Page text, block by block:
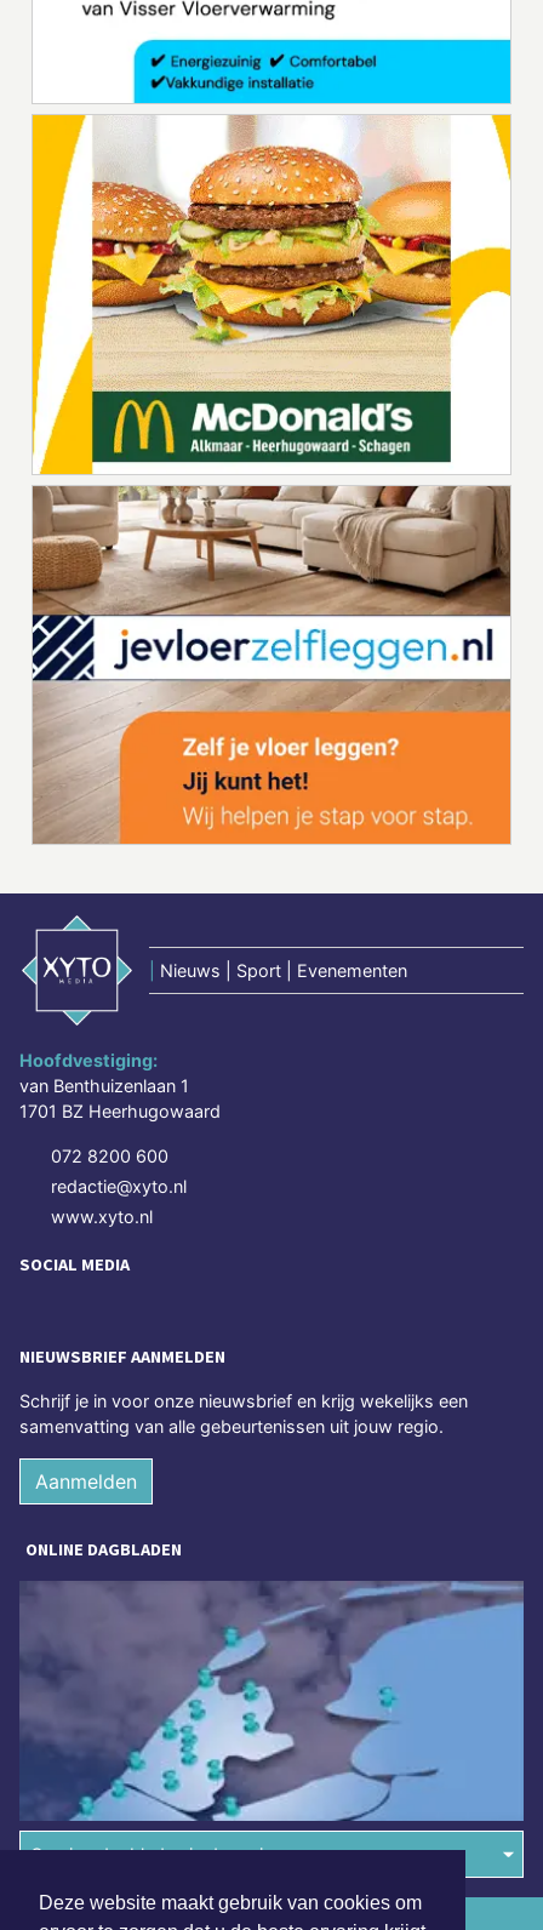
Deze website maakt gebruik van cookies om
Nieuws | Sport | Evenementen
Hoofdvestiging:
van Benthuizenlaan 1
1701 BZ Heerhugowaard
072 8200 600
redactie@xyto.nl
www.xyto.nl
SOCIAL MEDIA
NIEUWSBRIEF AANMELDEN
Schrijf je in voor onze nieuwsbrief en krijg wekelijks een
samenvatting van alle gebeurtenissen uit jouw regio.
Aanmelden
ONLINE DAGBLADEN
Overige dagbladen in de regio